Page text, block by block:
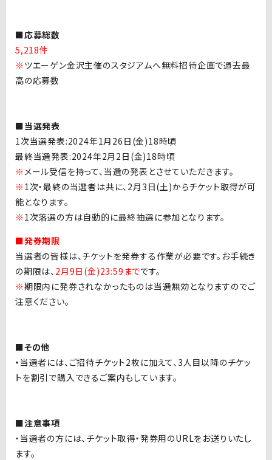
■応募総数
5,218件
※ ツエーゲン金沢主催のスタジアムへ無料招待企画で過去最
高の応募数
■当選発表
1次当選発表:2024年1月26日(金)18時頃
最終当選発表:2024年2月2日(金)18時頃
※ メール受信を持って、当選の発表とさせていただきます。
※ 1次・最終の当選者は共に、2月3日(土)からチケット取得が可
能となります。
※ 1次落選の方は自動的に最終抽選に参加となります。
■発券期限
当選者の皆様は、チケットを発券する作業が必要です。お手続き
の期限は、 2月9日(金)23:59までです。
※期限内に発券されなかったものは当選無効となりますのでご
注意ください。
■その他
・ 当選者には、ご招待チケット2枚に加えて、3人目以降のチケッ
トを割引で購入できるご案内もしています。
■注意事項
・当選者の方には、チケット取得・発券用のURLをお送りいたし
ます。